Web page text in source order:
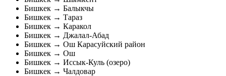
Бишкек → Балыкчы
Бишкек → Тараз
Бишкек → Каракол
Бишкек → Джалал-Абад
Бишкек → Ош Карасуйский район
Бишкек → Ош
Бишкек → Иссык-Куль (озеро)
Бишкек → Чалдовар